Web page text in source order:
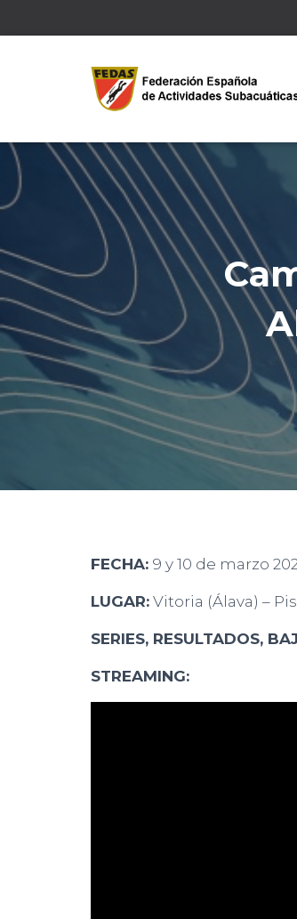
FECHA: 9 y 10 de marzo
LUGAR: Vitoria (Álava) –
SERIES, RESULTADOS,
STREAMING: